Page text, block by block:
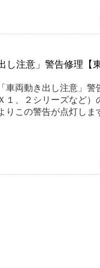
し注意」警告修理【
両動き出し注意」警
１、２シリーズなど）
りこの警告が点灯しま